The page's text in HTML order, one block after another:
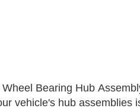
Bearing Hub
vehicle's hub assemblies